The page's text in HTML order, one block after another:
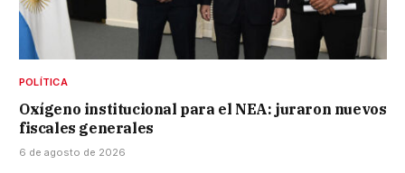
POLÍTICA
Oxígeno institucional para el NEA: juraron nuevos
fiscales generales
6 de agosto de 2026